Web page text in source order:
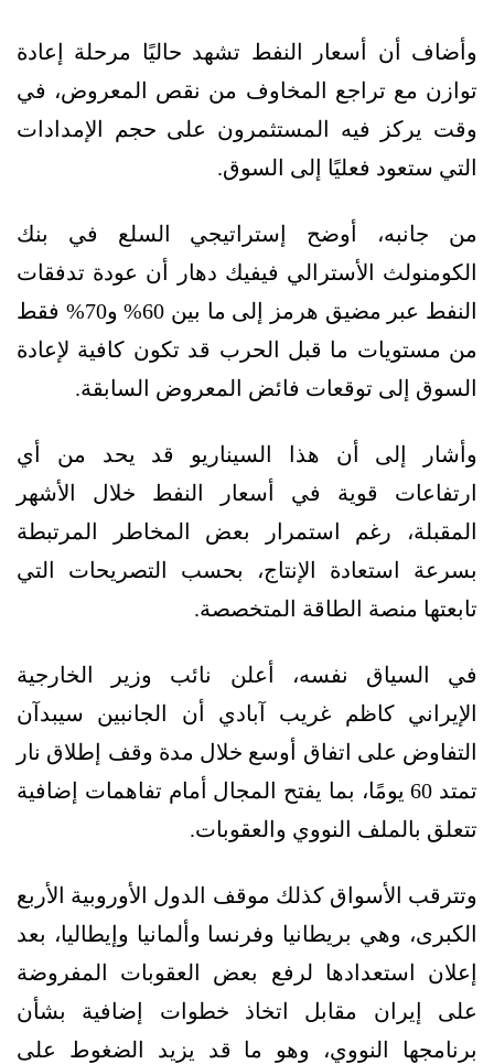
وأضاف أن أسعار النفط تشهد حاليًا مرحلة إعادة
توازن مع تراجع المخاوف من نقص المعروض، في
وقت يركز فيه المستثمرون على حجم الإمدادات
التي ستعود فعليًا إلى السوق.
من جانبه، أوضح إستراتيجي السلع في بنك
الكومنولث الأسترالي فيفيك دهار أن عودة تدفقات
النفط عبر مضيق هرمز إلى ما بين 60% و70% فقط
من مستويات ما قبل الحرب قد تكون كافية لإعادة
السوق إلى توقعات فائض المعروض السابقة.
وأشار إلى أن هذا السيناريو قد يحد من أي
ارتفاعات قوية في أسعار النفط خلال الأشهر
المقبلة، رغم استمرار بعض المخاطر المرتبطة
بسرعة استعادة الإنتاج، بحسب التصريحات التي
تابعتها منصة الطاقة المتخصصة.
في السياق نفسه، أعلن نائب وزير الخارجية
الإيراني كاظم غريب آبادي أن الجانبين سيبدآن
التفاوض على اتفاق أوسع خلال مدة وقف إطلاق نار
تمتد 60 يومًا، بما يفتح المجال أمام تفاهمات إضافية
تتعلق بالملف النووي والعقوبات.
وتترقب الأسواق كذلك موقف الدول الأوروبية الأربع
الكبرى، وهي بريطانيا وفرنسا وألمانيا وإيطاليا، بعد
إعلان استعدادها لرفع بعض العقوبات المفروضة
على إيران مقابل اتخاذ خطوات إضافية بشأن
برنامجها النووي، وهو ما قد يزيد الضغوط على